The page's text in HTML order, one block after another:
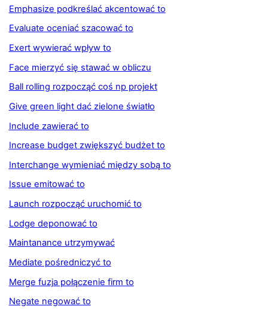
Emphasize podkreślać akcentować to
Evaluate oceniać szacować to
Exert wywierać wpływ to
Face mierzyć się stawać w obliczu
Ball rolling rozpocząć coś np projekt
Give green light dać zielone światło
Include zawierać to
Increase budget zwiększyć budżet to
Interchange wymieniać między sobą to
Issue emitować to
Launch rozpocząć uruchomić to
Lodge deponować to
Maintanance utrzymywać
Mediate pośredniczyć to
Merge fuzja połączenie firm to
Negate negować to